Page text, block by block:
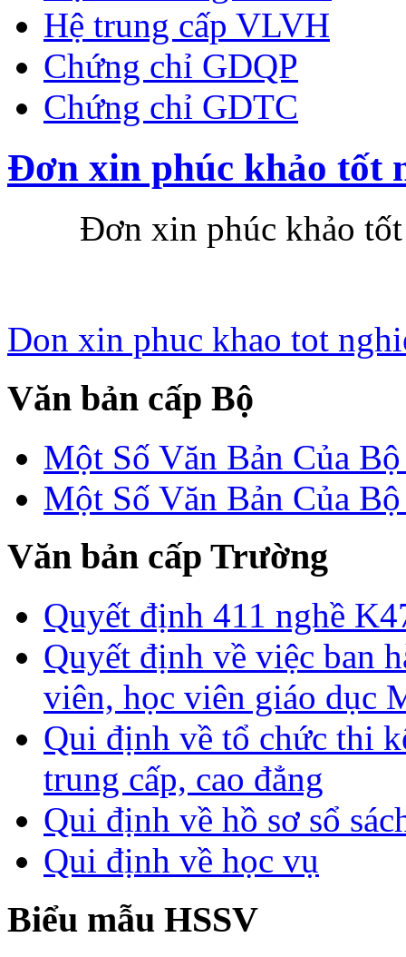
Hệ trung cấp VLVH
Chứng chỉ GDQP
Chứng chỉ GDTC
Đơn xin phúc khảo tốt
Đơn xin phúc khảo tốt
Don xin phuc khao tot
Văn bản cấp Bộ
Một Số Văn Bản Của
Một Số Văn Bản Của
Văn bản cấp Trường
Quyết định 411 nghề
Quyết định về việc ban
viên, học viên giáo dục
Qui định về tổ chức thi
trung cấp, cao đẳng
Qui định về hồ sơ sổ
Qui định về học vụ
Biểu mẫu HSSV